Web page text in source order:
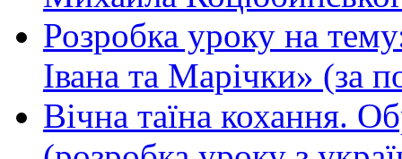
Розробка уроку на
Івана та Марічки» (за
Вічна таїна кохання.